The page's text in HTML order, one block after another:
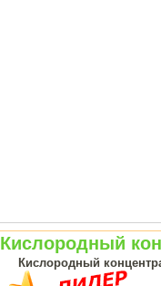
Кислородный
Кислородный